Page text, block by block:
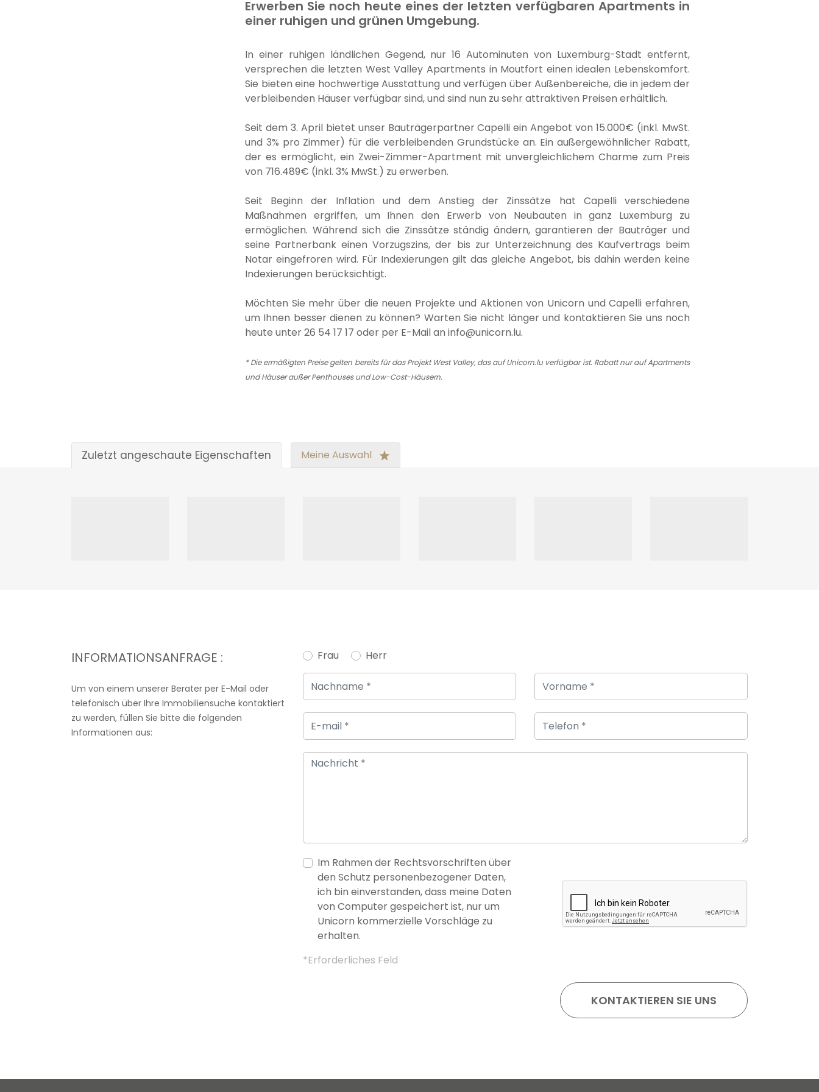
Erwerben Sie noch heute eines der letzten verfügbaren Apartments in
einer ruhigen und grünen Umgebung.
In einer ruhigen ländlichen Gegend, nur 16 Autominuten von Luxemburg-Stadt entfernt,
versprechen die letzten West Valley Apartments in Moutfort einen idealen Lebenskomfort.
Sie bieten eine hochwertige Ausstattung und verfügen über Außenbereiche, die in jedem der
verbleibenden Häuser verfügbar sind, und sind nun zu sehr attraktiven Preisen erhältlich.
Seit dem 3. April bietet unser Bauträgerpartner Capelli ein Angebot von 15.000€ (inkl. MwSt.
und 3% pro Zimmer) für die verbleibenden Grundstücke an. Ein außergewöhnlicher Rabatt,
der es ermöglicht, ein Zwei-Zimmer-Apartment mit unvergleichlichem Charme zum Preis
von 716.489€ (inkl. 3% MwSt.) zu erwerben.
Seit Beginn der Inflation und dem Anstieg der Zinssätze hat Capelli verschiedene
Maßnahmen ergriffen, um Ihnen den Erwerb von Neubauten in ganz Luxemburg zu
ermöglichen. Während sich die Zinssätze ständig ändern, garantieren der Bauträger und
seine Partnerbank einen Vorzugszins, der bis zur Unterzeichnung des Kaufvertrags beim
Notar eingefroren wird. Für Indexierungen gilt das gleiche Angebot, bis dahin werden keine
Indexierungen berücksichtigt.
Möchten Sie mehr über die neuen Projekte und Aktionen von Unicorn und Capelli erfahren,
um Ihnen besser dienen zu können? Warten Sie nicht länger und kontaktieren Sie uns noch
heute unter 26 54 17 17 oder per E-Mail an info@unicorn.lu.
* Die ermäßigten Preise gelten bereits für das Projekt West Valley, das auf Unicorn.lu verfügbar ist. Rabatt nur auf Apartments
und Häuser außer Penthouses und Low-Cost-Häusern.
Zuletzt angeschaute Eigenschaften Meine Auswahl
INFORMATIONSANFRAGE :
Um von einem unserer Berater per E-Mail oder
telefonisch über Ihre Immobiliensuche kontaktiert
zu werden, füllen Sie bitte die folgenden
Informationen aus:
Frau Herr
Im Rahmen der Rechtsvorschriften über
den Schutz personenbezogener Daten,
ich bin einverstanden, dass meine Daten
von Computer gespeichert ist, nur um
Unicorn kommerzielle Vorschläge zu
erhalten.
*Erforderliches Feld